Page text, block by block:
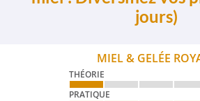
jours)
MIEL & GELÉE
THÉORIE
PRATIQUE